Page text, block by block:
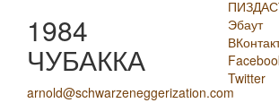
1984
ЧУБАККА
arnold@schwarzeneggerization.com
Эбаут
Twitter